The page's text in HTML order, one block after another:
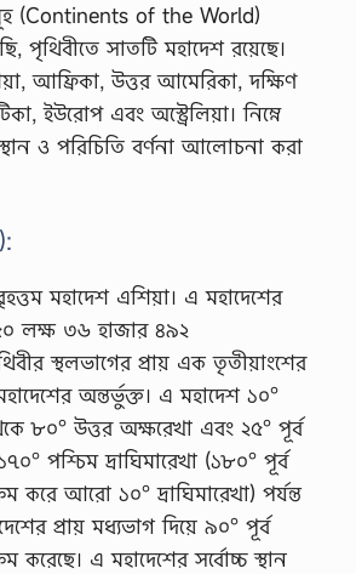
(Continents of the World)
পৃথিবীতে সাতটি মহাদেশ রয়েছে।
আফ্রিকা, উত্তর আমেরিকা, দক্ষিণ
ইউরোপ এবং অস্ট্রেলিয়া। নিম্নে
ও পরিচিতি বর্ণনা আলোচনা করা
মহাদেশ এশিয়া। এ মহাদেশের
লক্ষ ৩৬ হাজার ৪৯২
স্থলভাগের প্রায় এক তৃতীয়াংশের
অন্তর্ভুক্ত। এ মহাদেশ ১০°
৮০° উত্তর অক্ষরেখা এবং ২৫° পূর্ব
পশ্চিম দ্রাঘিমারেখা (১৮০° পূর্ব
করে আরো ১০° দ্রাঘিমারেখা) পর্যন্ত
প্রায় মধ্যভাগ দিয়ে ৯০° পূর্ব
করেছে। এ মহাদেশের সর্বোচ্চ স্থান